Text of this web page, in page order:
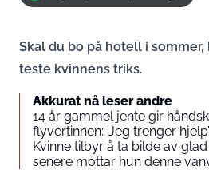
Skal du bo på hotell i
teste kvinnens triks.
Akkurat nå leser andre
14 år gammel jente gir
flyvertinnen: ‘Jeg trenger hjelp’
Kvinne tilbyr å ta bilde av
senere mottar hun denne